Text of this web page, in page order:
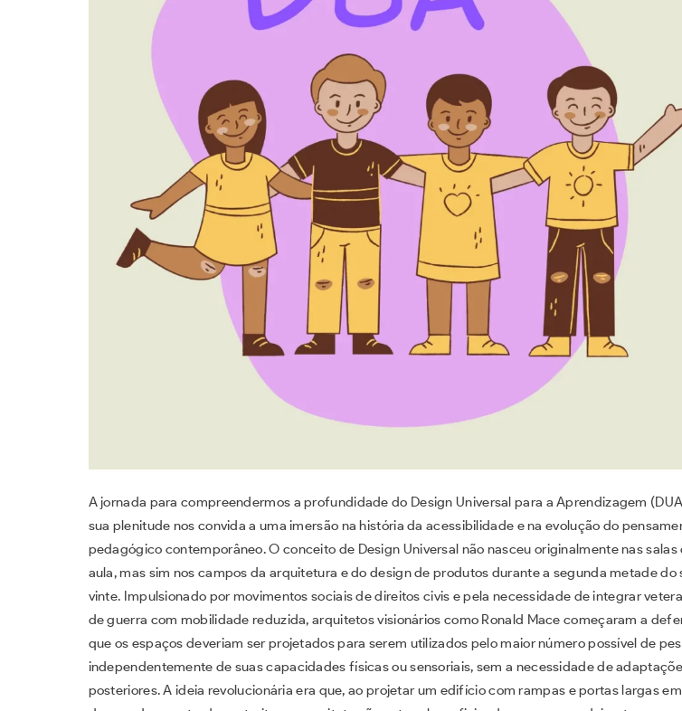
A jornada para compreendermos a profundidade do Design Universal para a Aprendizagem
sua plenitude nos convida a uma imersão na história da acessibilidade e na evolução do
pedagógico contemporâneo. O conceito de Design Universal não nasceu originalmente nas salas
aula, mas sim nos campos da arquitetura e do design de produtos durante a segunda metade do
vinte. Impulsionado por movimentos sociais de direitos civis e pela necessidade de integrar
de guerra com mobilidade reduzida, arquitetos visionários como Ronald Mace começaram a
que os espaços deveriam ser projetados para serem utilizados pelo maior número possível de
independentemente de suas capacidades físicas ou sensoriais, sem a necessidade de
posteriores. A ideia revolucionária era que, ao projetar um edifício com rampas e portas largas